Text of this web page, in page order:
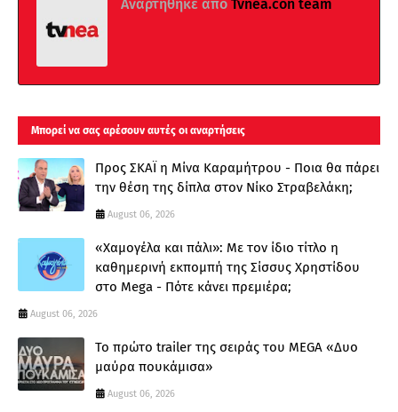
Αναρτήθηκε από Tvnea.con team
Μπορεί να σας αρέσουν αυτές οι αναρτήσεις
Προς ΣΚΑΪ η Μίνα Καραμήτρου - Ποια θα πάρει
την θέση της δίπλα στον Νίκο Στραβελάκη;
August 06, 2026
«Χαμογέλα και πάλι»: Με τον ίδιο τίτλο η
καθημερινή εκπομπή της Σίσσυς Χρηστίδου
στο Mega - Πότε κάνει πρεμιέρα;
August 06, 2026
Το πρώτο trailer της σειράς του MEGA «Δυο
μαύρα πουκάμισα»
August 06, 2026